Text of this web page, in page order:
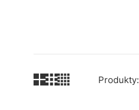
Produkty: